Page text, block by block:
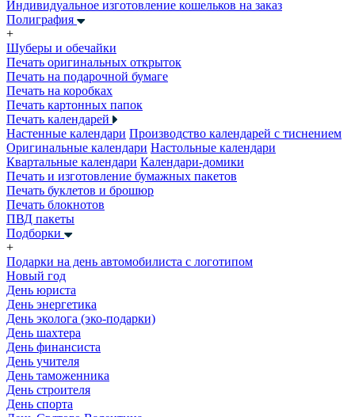
Индивидуальное изготовление кошельков на заказ
Полиграфия
+
Шуберы и обечайки
Печать оригинальных открыток
Печать на подарочной бумаге
Печать на коробках
Печать картонных папок
Печать календарей
Настенные календари Производство календарей с тиснением
Оригинальные календари Настольные календари
Квартальные календари Календари-домики
Печать и изготовление бумажных пакетов
Печать буклетов и брошюр
Печать блокнотов
ПВД пакеты
Подборки
+
Подарки на день автомобилиста с логотипом
Новый год
День юриста
День энергетика
День эколога (эко-подарки)
День шахтера
День финансиста
День учителя
День таможенника
День строителя
День спорта